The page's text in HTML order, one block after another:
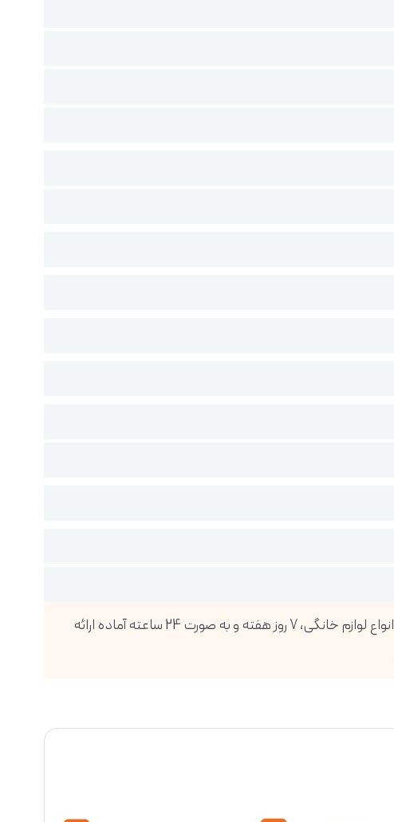
فروشگاه اینترنتی دیجی پویا، بزرگترین واردکننده انواع گوشی موبایل، تبلت، ساعت هوشمند، لوازم صوتی و تصویری و انواع لوازم خانگی، 7 روز هفته و به صورت 24 ساعته آماده ارائه